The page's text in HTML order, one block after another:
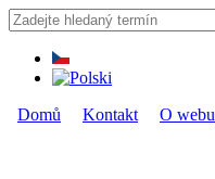
Přejít k hlavnímu obsahu
Vyhledávání
Hledat
Domů Kontakt O webu